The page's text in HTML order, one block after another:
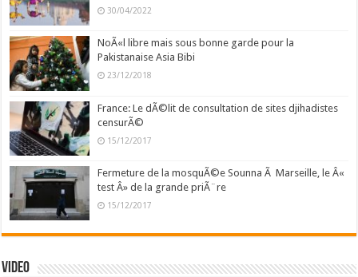
30/04/2022
NoÃ«l libre mais sous bonne garde pour la
Pakistanaise Asia Bibi
23/12/2018
France: Le dÃ©lit de consultation de sites djihadistes
censurÃ©
15/12/2017
Fermeture de la mosquÃ©e Sounna Ã Marseille, le Â«
test Â» de la grande priÃ¨re
15/12/2017
Video